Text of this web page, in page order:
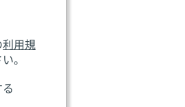
利用規
。